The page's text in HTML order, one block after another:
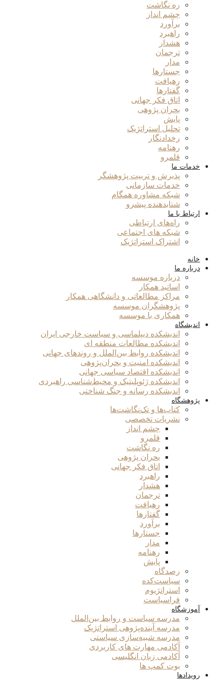
ره نگاشت
چشم انداز
برآورد
راهبرد
هشدار
ترجمان
مدار
جستارها
رهیافت
گفتارها
اتاق فکر جهانی
بحران پژوهی
پایش
تحلیل استراتژیک
رخدادنگار
رهنامه
قلمرو
خدمات ما
پذیرش و تربیت پژوهشگر
خدمات سازمانی
شبکه مشاوره همگام
شتابدهنده پیشرو
ارتباط با ما
راه‌های ارتباطی
شبکه های اجتماعی
اشتراک استراتژیک
خانه
درباره ما
درباره موسسه
اساتید همکار
مراکز مطالعاتی و دانشگاهی همکار
پژوهشگران موسسه
همکاری با موسسه
اندیشگاه
اندیشکده دیپلماسی و سیاست خارجی ایران
اندیشکده مطالعات منطقه ای
اندیشکده روابط بین‌الملل و روندهای جهانی
اندیشکده امنیت و بحران‌پژوهی
اندیشکده اقتصاد سیاسی جهانی
اندیشکده ژئوپلیتیک و محیط‌شناسی راهبردی
اندیشکده رسانه و جنگ شناختی
پژوهشگاه
کتاب‌ها و تک‌نگاشت‌ها
نشریات تخصصی
چشم انداز
قلمرو
ره نگاشت
بحران پژوهی
اتاق فکر جهانی
راهبرد
هشدار
ترجمان
رهیافت
گفتارها
برآورد
جستارها
مدار
رهنامه
پایش
رصدگاه
سیاست‌کده
استراتژیوم
فراسیاست
آموزشگاه
مدرسه سیاست و روابط بین‌الملل
مدرسه آینده‌پژوهی استراتژیک
مدرسه شبیه‌سازی سیاستی
آکادمی مهارت های کاربردی
آکادمی زبان انگلیسی
بوت کمپ ها
رویدادها